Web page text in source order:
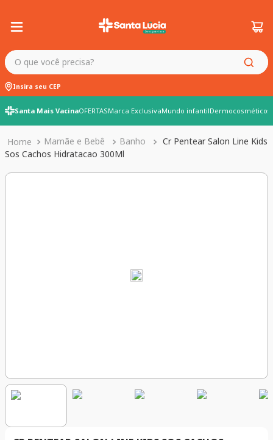
O que você precisa?
Insira seu CEP
Santa Mais VacinaOFERTASMarca ExclusivaMundo infantilDermocosméticos
Mamãe e Bebê Banho
Cr Pentear Salon Line Kids
Sos Cachos Hidratacao 300Ml